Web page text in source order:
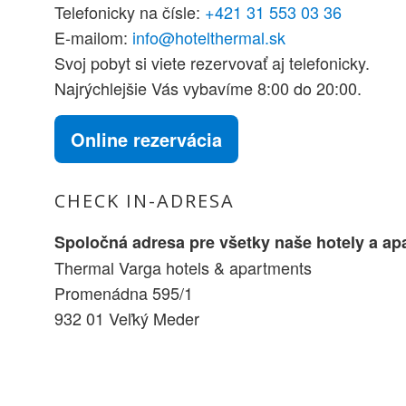
Telefonicky na čísle: +421 31 553 03 36
E-mailom: info@hotelthermal.sk
Svoj pobyt si viete rezervovať aj telefonicky.
Najrýchlejšie Vás vybavíme 8:00 do 20:00.
Online rezervácia
CHECK IN-ADRESA
Spoločná adresa pre všetky naše hotely a
Thermal Varga hotels & apartments
Promenádna 595/1
932 01 Veľký Meder